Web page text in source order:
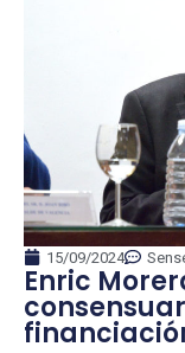
15/09/2024
Enric